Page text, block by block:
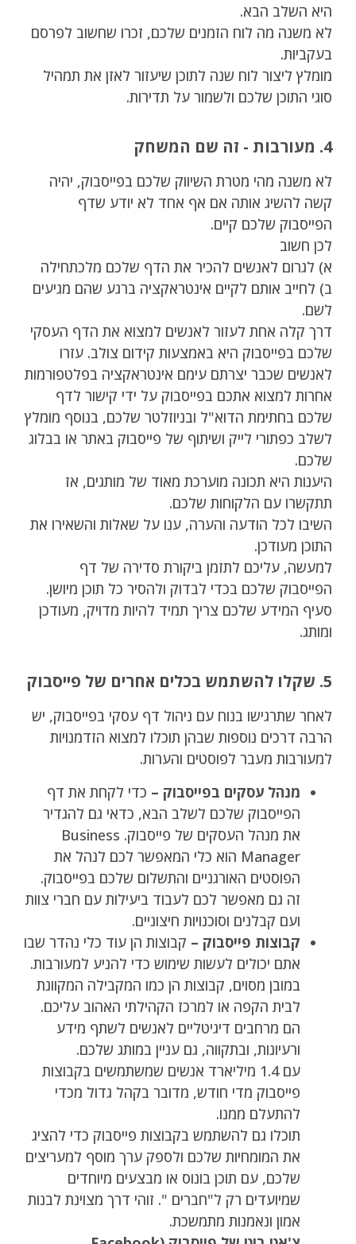
היא השלב הבא.
לא משנה מה לוח הזמנים שלכם, זכרו שחשוב לפרסם
בעקביות.
מומלץ ליצור לוח שנה לתוכן שיעזור לאזן את תמהיל
סוגי התוכן שלכם ולשמור על תדירות.
4. מעורבות - זה שם המשחק
לא משנה מהי מטרת השיווק שלכם בפייסבוק, יהיה
קשה להשיג אותה אם אף אחד לא יודע שדף
הפייסבוק שלכם קיים.
לכן חשוב
א) לגרום לאנשים להכיר את הדף שלכם מלכתחילה
ב) לחייב אותם לקיים אינטראקציה ברגע שהם מגיעים
לשם.
דרך קלה אחת לעזור לאנשים למצוא את הדף העסקי
שלכם בפייסבוק היא באמצעות קידום צולב. עזרו
לאנשים שכבר יצרתם עימם אינטראקציה בפלטפורמות
אחרות למצוא אתכם בפייסבוק על ידי קישור לדף
שלכם בחתימת הדוא"ל ובניוזלטר שלכם, בנוסף מומלץ
לשלב כפתורי לייק ושיתוף של פייסבוק באתר או בבלוג
שלכם.
היענות היא תכונה מוערכת מאוד של מותגים, אז
תתקשרו עם הלקוחות שלכם.
השיבו לכל הודעה והערה, ענו על שאלות והשאירו את
התוכן מעודכן.
למעשה, עליכם לתזמן ביקורת סדירה של דף
הפייסבוק שלכם בכדי לבדוק ולהסיר כל תוכן מיושן.
סעיף המידע שלכם צריך תמיד להיות מדויק, מעודכן
ומותג.
5. שקלו להשתמש בכלים אחרים של פייסבוק
לאחר שתרגישו בנוח עם ניהול דף עסקי בפייסבוק, יש
הרבה דרכים נוספות שבהן תוכלו למצוא הזדמנויות
למעורבות מעבר לפוסטים והערות.
מנהל עסקים בפייסבוק – כדי לקחת את דף
הפייסבוק שלכם לשלב הבא, כדאי גם להגדיר
את מנהל העסקים של פייסבוק. Business
Manager הוא כלי המאפשר לכם לנהל את
הפוסטים האורגניים והתשלום שלכם בפייסבוק.
זה גם מאפשר לכם לעבוד ביעילות עם חברי צוות
ועם קבלנים וסוכנויות חיצוניים.
קבוצות פייסבוק – קבוצות הן עוד כלי נהדר שבו
אתם יכולים לעשות שימוש כדי להניע למעורבות.
במובן מסוים, קבוצות הן כמו המקבילה המקוונת
לבית הקפה או למרכז הקהילתי האהוב עליכם.
הם מרחבים דיגיטליים לאנשים לשתף מידע
ורעיונות, ובתקווה, גם עניין במותג שלכם.
עם 1.4 מיליארד אנשים שמשתמשים בקבוצות
פייסבוק מדי חודש, מדובר בקהל גדול מכדי
להתעלם ממנו.
תוכלו גם להשתמש בקבוצות פייסבוק כדי להציג
את המומחיות שלכם ולספק ערך מוסף למעריצים
שלכם, עם תוכן בונוס או מבצעים מיוחדים
שמיועדים רק ל"חברים ". זוהי דרך מצוינת לבנות
אמון ונאמנות מתמשכת.